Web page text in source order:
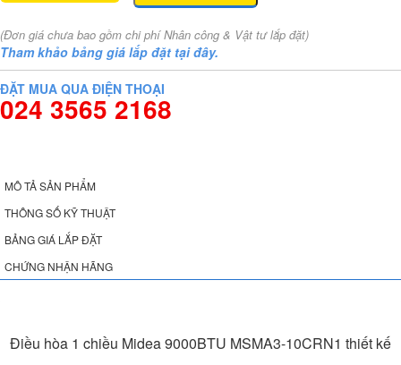
(Đơn giá chưa bao gồm chi phí Nhân công & Vật tư lắp đặt)
Tham khảo bảng giá lắp đặt tại đây.
ĐẶT MUA QUA ĐIỆN THOẠI
024 3565 2168
MÔ TẢ SẢN PHẨM
THÔNG SỐ KỸ THUẬT
BẢNG GIÁ LẮP ĐẶT
CHỨNG NHẬN HÃNG
Điều hòa 1 chiều Midea 9000BTU MSMA3-10CRN1 thiết kế